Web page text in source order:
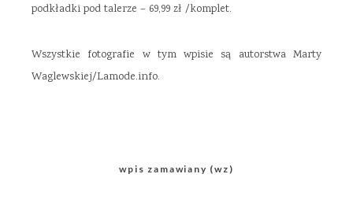
podkładki pod talerze – 69,99 zł /komplet.
Wszystkie fotografie w tym wpisie są autorstwa Marty
Waglewskiej/Lamode.info.
wpis zamawiany (wz)